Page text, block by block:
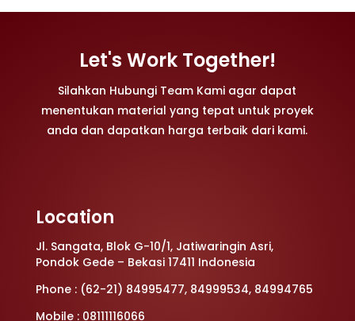
Let's Work Together!
Silahkan Hubungi Team Kami agar dapat
menentukan material yang tepat untuk proyek
anda dan dapatkan harga terbaik dari kami.
Location
Jl. Sangata, Blok G-10/1, Jatiwaringin Asri,
Pondok Gede – Bekasi 17411 Indonesia
Phone : (62-21) 84995477, 84999534, 84994765
Mobile : 08111116066